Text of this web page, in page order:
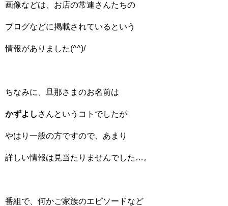
画像などは、お店の常連さんたちの
ブログなどに掲載されているという
情報がありました(^^)/
ちなみに、旦那さまのお名前は
かずよし さんというコトでしたが
やはり一般の方ですので、あまり
詳しい情報は見当たりませんでした…。
番組で、何かご家族のエピソードなど